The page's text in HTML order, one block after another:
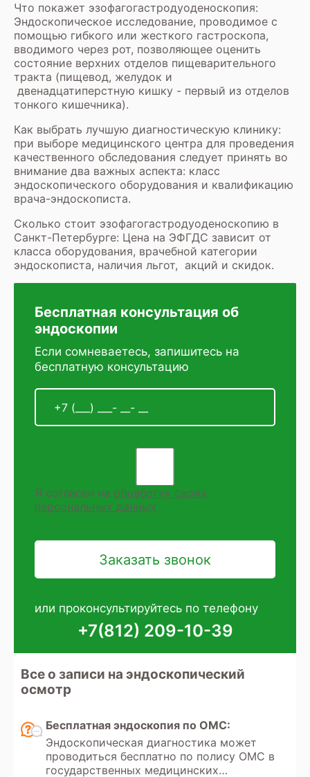
Что покажет эзофагогастродуоденоскопия:
Эндоскопическое исследование, проводимое с
помощью гибкого или жесткого гастроскопа,
вводимого через рот, позволяющее оценить
состояние верхних отделов пищеварительного
тракта (пищевод, желудок и
двенадцатиперстную кишку - первый из отделов
тонкого кишечника).
Как выбрать лучшую диагностическую клинику:
при выборе медицинского центра для проведения
качественного обследования следует принять во
внимание два важных аспекта: класс
эндоскопического оборудования и квалификацию
врача-эндоскописта.
Сколько стоит эзофагогастродуоденоскопию в
Санкт-Петербурге: Цена на ЭФГДС зависит от
класса оборудования, врачебной категории
эндоскописта, наличия льгот, акций и скидок.
Бесплатная консультация об
эндоскопии
Если сомневаетесь, запишитесь на
бесплатную консультацию
Я согласен на обработку своих
персональных данных
или проконсультируйтесь по телефону
+7(812) 209-10-39
Все о записи на эндоскопический
осмотр
Бесплатная эндоскопия по ОМС:
Эндоскопическая диагностика может
проводиться бесплатно по полису ОМС в
государственных медицинских